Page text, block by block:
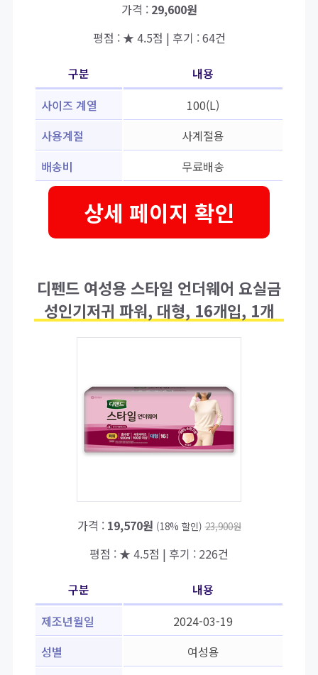
가격 : 29,600원
평점 : ★ 4.5점 | 후기 : 64건
구분
내용
사이즈 계열
100(L)
사용계절
사계절용
배송비
무료배송
상세 페이지 확인
디펜드 여성용 스타일 언더웨어 요실금
성인기저귀 파워, 대형, 16개입, 1개
가격 : 19,570원 (18% 할인) 23,900원
평점 : ★ 4.5점 | 후기 : 226건
구분
내용
제조년월일
2024-03-19
성별
여성용